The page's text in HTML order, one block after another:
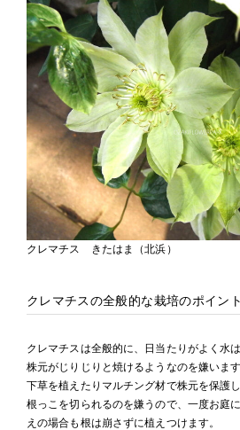
クレマチス きたはま（北浜）
クレマチスの全般的な栽培のポイント
クレマチスは全般的に、日当たりがよく水
株元がじりじりと焼けるようなのを嫌います
下草を植えたりマルチング材で株元を保護
根っこを切られるのを嫌うので、一度お庭
えの場合も根は崩さずに植えつけます。